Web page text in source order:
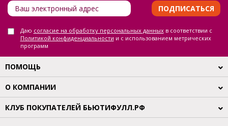
ПОДПИСАТЬСЯ
Даю согласие на обработку персональных данныхв соответствии с
Политикой конфиденциальности и с использованием метрических
программ
ПОМОЩЬ
О КОМПАНИИ
КЛУБ ПОКУПАТЕЛЕЙ БЬЮТИФУЛЛ.РФ